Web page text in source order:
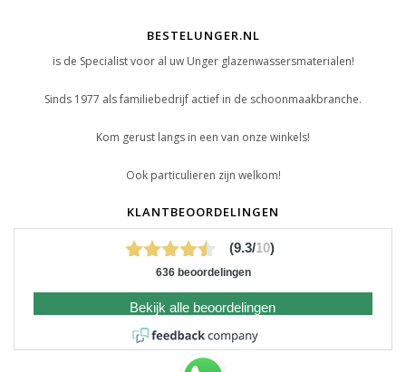
BESTELUNGER.NL
is de Specialist voor al uw Unger glazenwassersmaterialen!
Sinds 1977 als familiebedrijf actief in de schoonmaakbranche.
Kom gerust langs in een van onze winkels!
Ook particulieren zijn welkom!
KLANTBEOORDELINGEN
(9.3/10)
636 beoordelingen
Bekijk alle beoordelingen